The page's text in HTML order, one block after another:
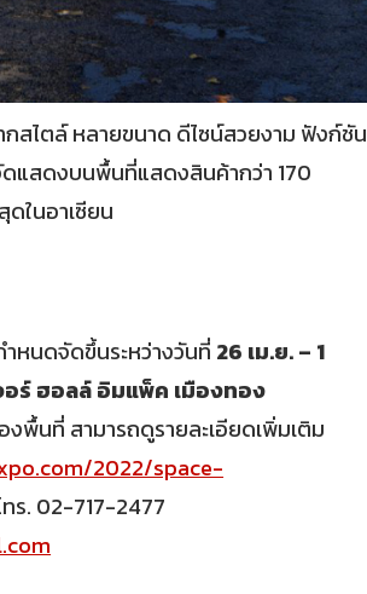
กสไตล์ หลายขนาด ดีไซน์สวยงาม ฟังก์ชัน
ดแสดงบนพื้นที่แสดงสินค้ากว่า 170
ในอาเซียน
หนดจัดขึ้นระหว่างวันที่ 26 เม.ย. – 1
อร์ ฮอลล์ อิมแพ็ค เมืองทอง
งพื้นที่ สามารถดูรายละเอียดเพิ่มเติม
2022/space-
ร. 02-717-2477